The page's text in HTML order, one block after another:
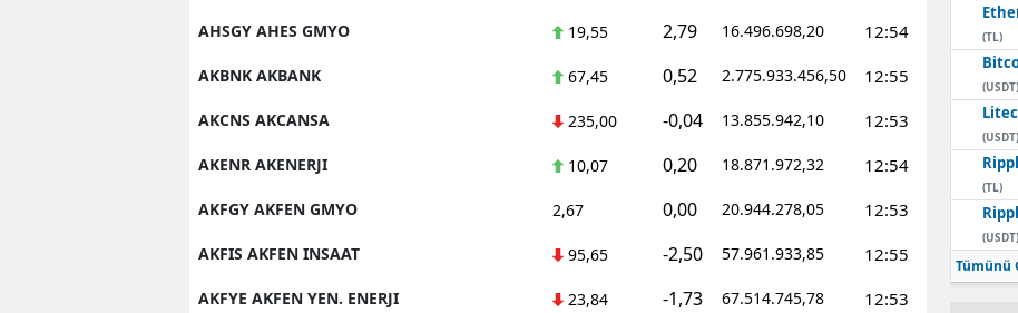
AHSGY AHES GMYO 19,55 2,79 16.496.698,20 12:54
AKBNK AKBANK 67,45 0,52 2.775.933.456,50 12:55
AKCNS AKCANSA 235,00 -0,04 13.855.942,10 12:53
AKENR AKENERJI 10,07 0,20 18.871.972,32 12:54
AKFGY AKFEN GMYO 2,67 0,00 20.944.278,05 12:53
AKFIS AKFEN INSAAT 95,65 -2,50 57.961.933,85 12:55
AKFYE AKFEN YEN. ENERJI 23,84 -1,73 67.514.745,78 12:53
(TL)
(USDT)
(USDT)
(TL)
(USDT)
Tümünü